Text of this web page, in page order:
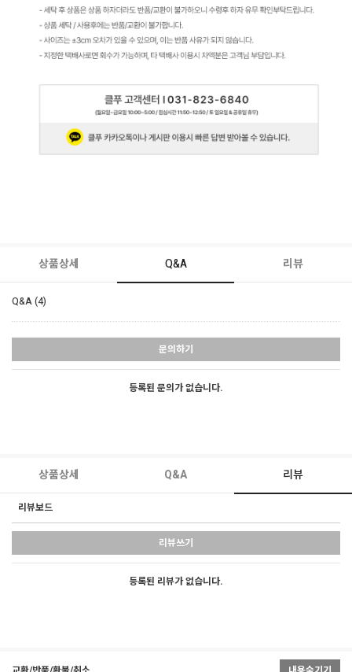
상품상세 Q&A 리뷰
Q&A (4)
문의하기
등록된 문의가 없습니다.
상품상세 Q&A 리뷰
리뷰보드
리뷰쓰기
등록된 리뷰가 없습니다.